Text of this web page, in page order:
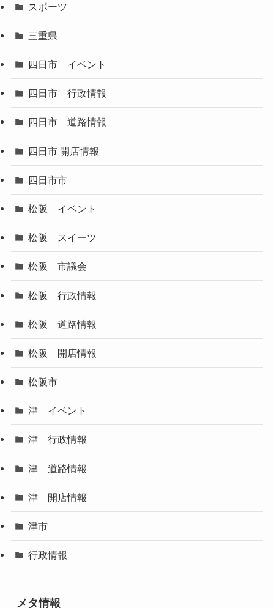
スポーツ
三重県
四日市 イベント
四日市 行政情報
四日市 道路情報
四日市 開店情報
四日市市
松阪 イベント
松阪 スイーツ
松阪 市議会
松阪 行政情報
松阪 道路情報
松阪 開店情報
松阪市
津 イベント
津 行政情報
津 道路情報
津 開店情報
津市
行政情報
メタ情報